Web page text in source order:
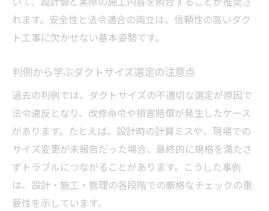
れます。安全性と法令適合の両立は、信頼性の高いダク
ト工事に欠かせない基本姿勢です。
判例から学ぶダクトサイズ選定の注意点
過去の判例では、ダクトサイズの不適切な選定が原因で
法令違反となり、改修命令や損害賠償が発生したケース
があります。たとえば、設計時の計算ミスや、現場での
サイズ変更が未報告だった場合、最終的に規格を満たさ
ずトラブルにつながることがあります。こうした事例
は、設計・施工・管理の各段階での厳格なチェックの重
要性を示しています。